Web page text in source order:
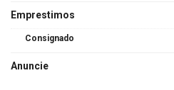
Emprestimos
Consignado
Anuncie